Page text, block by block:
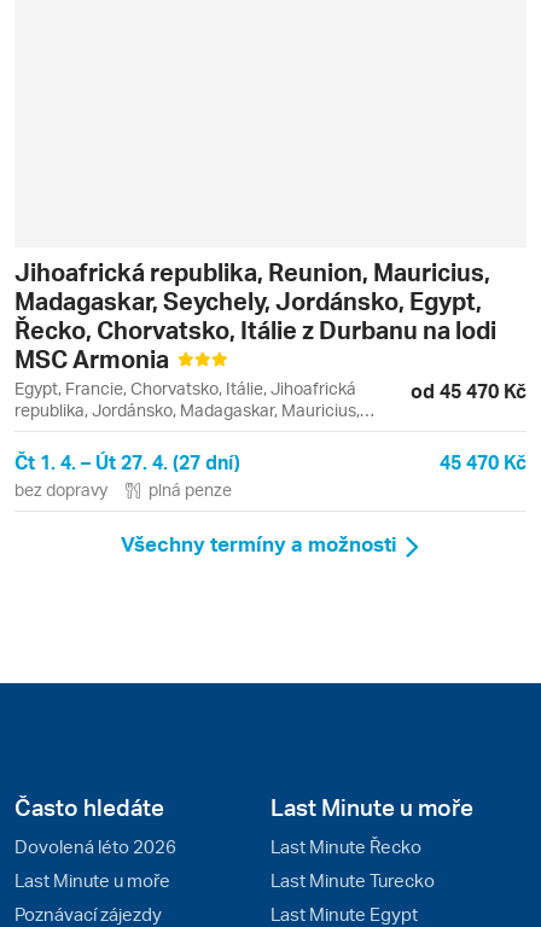
Jihoafrická republika, Reunion, Mauricius,
Madagaskar, Seychely, Jordánsko, Egypt,
Řecko, Chorvatsko, Itálie z Durbanu na lodi
MSC Armonia
Egypt, Francie, Chorvatsko, Itálie, Jihoafrická
republika, Jordánsko, Madagaskar, Mauricius,
Řecko, Seychely
od 45 470 Kč
Čt 1. 4. – Út 27. 4. (27 dní) 45 470 Kč
bez dopravy plná penze
Všechny termíny a možnosti
Často hledáte
Dovolená léto 2026
Last Minute u moře
Poznávací zájezdy
Last Minute u moře
Last Minute Řecko
Last Minute Turecko
Last Minute Egypt